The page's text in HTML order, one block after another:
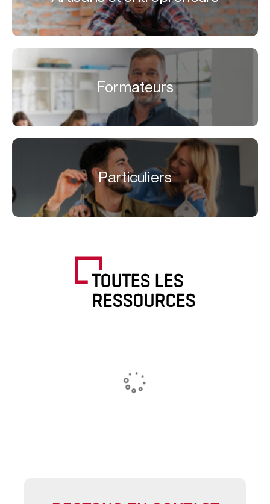
Formateurs
Particuliers
TOUTES LES
RESSOURCES